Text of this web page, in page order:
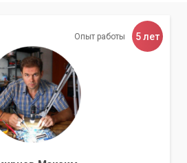
тратить свое время и усилия
и ее настройку - наши эксперты
установку
полную поддержку и консультации
к нам сегодня и начните
без проблем!
Опыт работы 5 лет